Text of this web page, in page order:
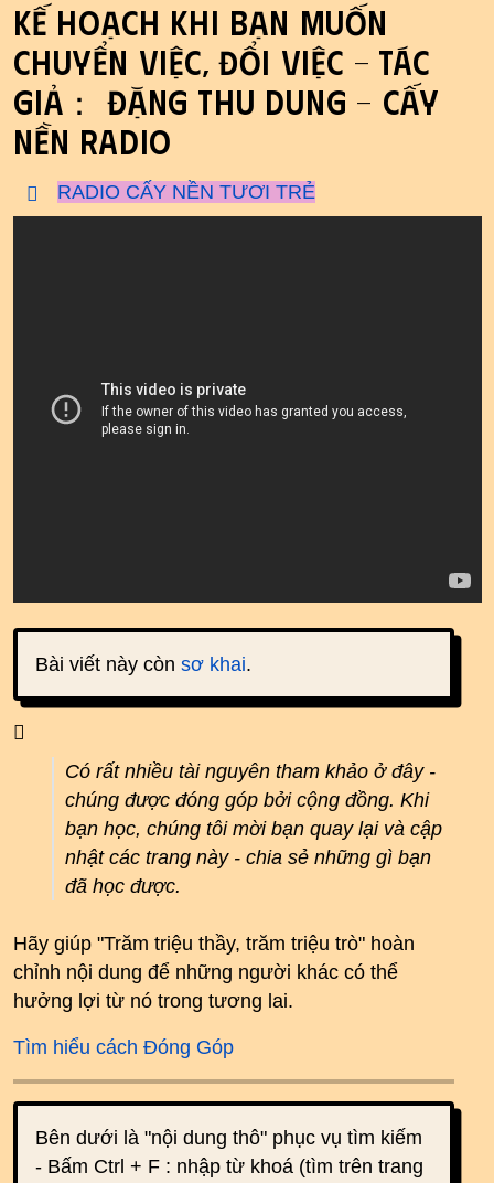
Kế hoạch khi bạn muốn
chuyển việc, đổi việc - Tác
giả： Đặng Thu Dung - Cấy
Nền Radio
RADIO CẤY NỀN TƯƠI TRẺ
Bài viết này còn sơ khai.
Có rất nhiều tài nguyên tham khảo ở đây -
chúng được đóng góp bởi cộng đồng. Khi
bạn học, chúng tôi mời bạn quay lại và cập
nhật các trang này - chia sẻ những gì bạn
đã học được.
Hãy giúp "Trăm triệu thầy, trăm triệu trò" hoàn
chỉnh nội dung để những người khác có thể
hưởng lợi từ nó trong tương lai.
Tìm hiểu cách Đóng Góp
Bên dưới là "nội dung thô" phục vụ tìm kiếm
- Bấm Ctrl + F : nhập từ khoá (tìm trên trang